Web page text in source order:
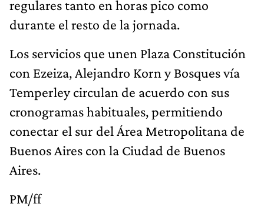
regulares tanto en horas pico como
durante el resto de la jornada.
Los servicios que unen Plaza Constitución
con Ezeiza, Alejandro Korn y Bosques vía
Temperley circulan de acuerdo con sus
cronogramas habituales, permitiendo
conectar el sur del Área Metropolitana de
Buenos Aires con la Ciudad de Buenos
Aires.
PM/ff